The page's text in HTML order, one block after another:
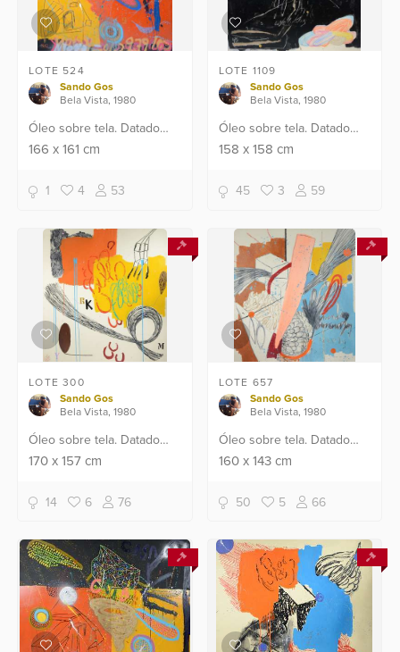
LOTE 524
Sando Gos
Bela Vista, 1980
Óleo sobre tela. Datado
2019.
166x 161cm
1 4 53
LOTE 1109
Sando Gos
Bela Vista, 1980
Óleo sobre tela. Datado
2018.
158 x158 cm
45 3 59
LOTE 300
Sando Gos
Bela Vista, 1980
Óleo sobre tela. Datado
2018.
170x 157cm
14 6 76
LOTE 657
Sando Gos
Bela Vista, 1980
Óleo sobre tela. Datado
2019.
160 x143 cm
50 5 66